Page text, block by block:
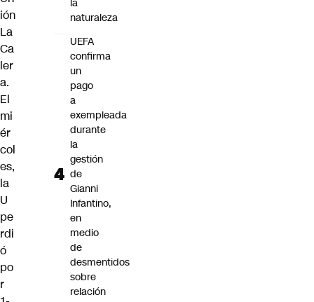
ión
La
Ca
ler
a.
El
mi
ér
col
es,
la
U
pe
rdi
ó
po
r
la
naturaleza
UEFA
confirma
un
pago
a
exempleada
durante
la
gestión
de
Gianni
Infantino,
en
medio
de
desmentidos
sobre
relación